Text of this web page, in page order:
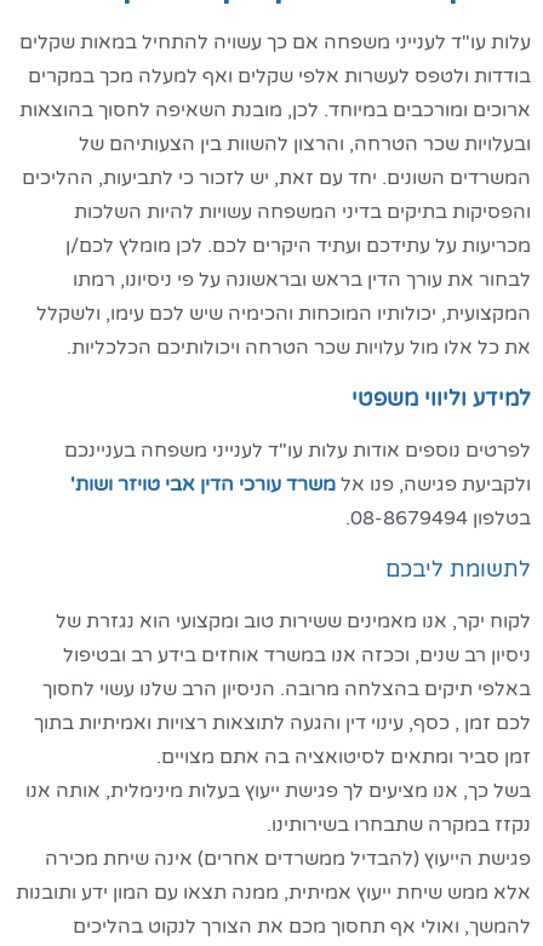
עלות עו"ד לענייני משפחה אם כך עשויה להתחיל במאות שקלים
בודדות ולטפס לעשרות אלפי שקלים ואף למעלה מכך במקרים
ארוכים ומורכבים במיוחד. לכן, מובנת השאיפה לחסוך בהוצאות
ובעלויות שכר הטרחה, והרצון להשוות בין הצעותיהם של
המשרדים השונים. יחד עם זאת, יש לזכור כי לתביעות, ההליכים
והפסיקות בתיקים בדיני המשפחה עשויות להיות השלכות
מכריעות על עתידכם ועתיד היקרים לכם. לכן מומלץ לכם/ן
לבחור את עורך הדין בראש ובראשונה על פי ניסיונו, רמתו
המקצועית, יכולותיו המוכחות והכימיה שיש לכם עימו, ולשקלל
את כל אלו מול עלויות שכר הטרחה ויכולותיכם הכלכליות.
למידע וליווי משפטי
לפרטים נוספים אודות עלות עו"ד לענייני משפחה בעניינכם
ולקביעת פגישה, פנו אל משרד עורכי הדין אבי טויזר ושות'
בטלפון 08-8679494.
לתשומת ליבכם
לקוח יקר, אנו מאמינים ששירות טוב ומקצועי הוא נגזרת של
ניסיון רב שנים, וככזה אנו במשרד אוחזים בידע רב ובטיפול
באלפי תיקים בהצלחה מרובה. הניסיון הרב שלנו עשוי לחסוך
לכם זמן , כסף, עינוי דין והגעה לתוצאות רצויות ואמיתיות בתוך
זמן סביר ומתאים לסיטואציה בה אתם מצויים.
בשל כך, אנו מציעים לך פגישת ייעוץ בעלות מינימלית, אותה אנו
נקזז במקרה שתבחרו בשירותינו.
פגישת הייעוץ (להבדיל ממשרדים אחרים) אינה שיחת מכירה
אלא ממש שיחת ייעוץ אמיתית, ממנה תצאו עם המון ידע ותובנות
להמשך, ואולי אף תחסוך מכם את הצורך לנקוט בהליכים